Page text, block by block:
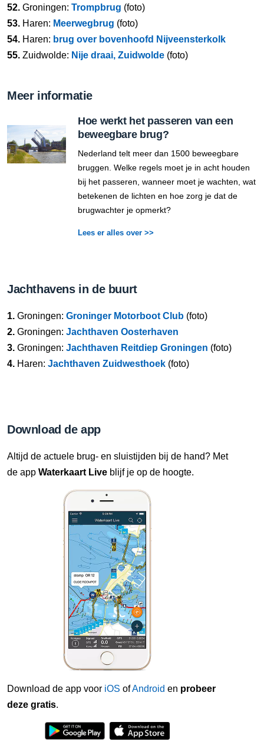
52. Groningen: Trompbrug (foto)
53. Haren: Meerwegbrug (foto)
54. Haren: brug over bovenhoofd Nijveensterkolk
55. Zuidwolde: Nije draai, Zuidwolde (foto)
Meer informatie
Hoe werkt het passeren van een
beweegbare brug?
Nederland telt meer dan 1500 beweegbare
bruggen. Welke regels moet je in acht houden
bij het passeren, wanneer moet je wachten, wat
betekenen de lichten en hoe zorg je dat de
brugwachter je opmerkt?
Lees er alles over >>
Jachthavens in de buurt
1. Groningen: Groninger Motorboot Club (foto)
2. Groningen: Jachthaven Oosterhaven
3. Groningen: Jachthaven Reitdiep Groningen (foto)
4. Haren: Jachthaven Zuidwesthoek (foto)
Download de app
Altijd de actuele brug- en sluistijden bij de hand? Met
de app Waterkaart Live blijf je op de hoogte.
Download de app voor iOS ofAndroid en probeer
deze gratis.